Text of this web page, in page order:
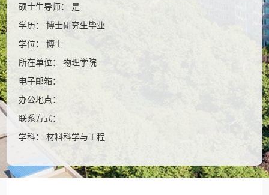
硕士生导师： 是
学历： 博士研究生毕业
学位： 博士
所在单位： 物理学院
电子邮箱：
办公地点：
联系方式：
学科： 材料科学与工程